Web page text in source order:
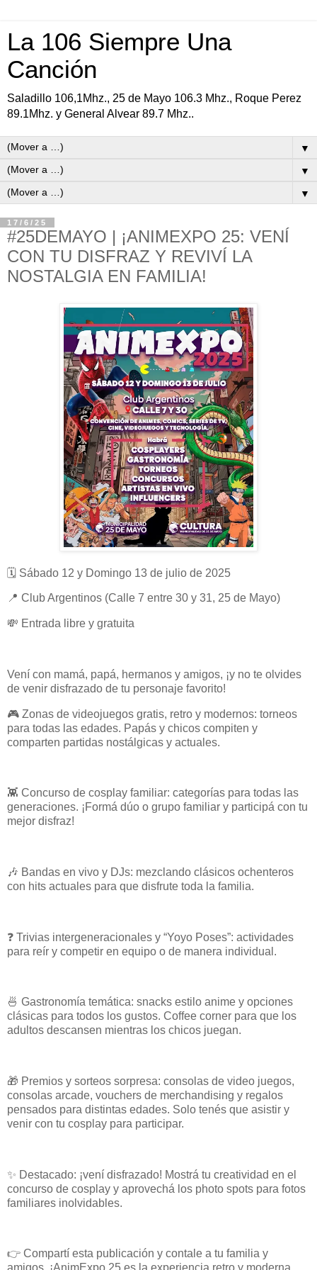
La 106 Siempre Una
Canción
Saladillo 106,1Mhz., 25 de Mayo 106.3 Mhz., Roque Perez
89.1Mhz. y General Alvear 89.7 Mhz..
▼
▼
▼
17/6/25
#25DEMAYO | ¡ANIMEXPO 25: VENÍ
CON TU DISFRAZ Y REVIVÍ LA
NOSTALGIA EN FAMILIA!
🗓 Sábado 12 y Domingo 13 de julio de 2025
📍 Club Argentinos (Calle 7 entre 30 y 31, 25 de Mayo)
💸 Entrada libre y gratuita
Vení con mamá, papá, hermanos y amigos, ¡y no te olvides
de venir disfrazado de tu personaje favorito!
🎮 Zonas de videojuegos gratis, retro y modernos: torneos
para todas las edades. Papás y chicos compiten y
comparten partidas nostálgicas y actuales.
👾 Concurso de cosplay familiar: categorías para todas las
generaciones. ¡Formá dúo o grupo familiar y participá con tu
mejor disfraz!
🎶 Bandas en vivo y DJs: mezclando clásicos ochenteros
con hits actuales para que disfrute toda la familia.
❓ Trivias intergeneracionales y “Yoyo Poses”: actividades
para reír y competir en equipo o de manera individual.
🍜 Gastronomía temática: snacks estilo anime y opciones
clásicas para todos los gustos. Coffee corner para que los
adultos descansen mientras los chicos juegan.
🎁 Premios y sorteos sorpresa: consolas de video juegos,
consolas arcade, vouchers de merchandising y regalos
pensados para distintas edades. Solo tenés que asistir y
venir con tu cosplay para participar.
✨ Destacado: ¡vení disfrazado! Mostrá tu creatividad en el
concurso de cosplay y aprovechá los photo spots para fotos
familiares inolvidables.
👉 Compartí esta publicación y contale a tu familia y